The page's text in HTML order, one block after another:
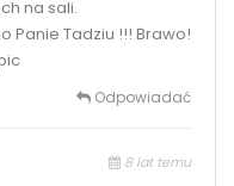
na sali.
Panie Tadziu !!! Brawo!
Odpowiadać
8 lat temu